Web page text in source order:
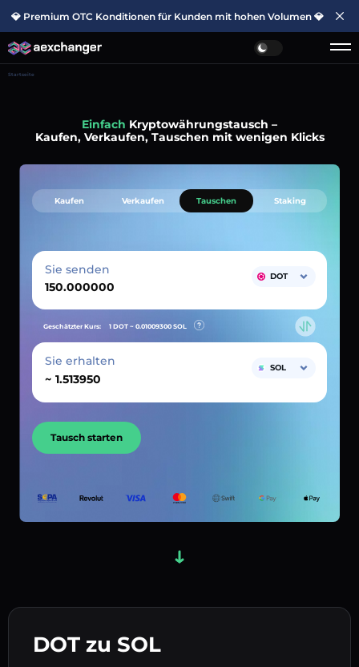
💎 Premium OTC Konditionen für Kunden mit hohen Volumen 💎
Startseite
Einfach Kryptowährungstausch –
Kaufen, Verkaufen, Tauschen mit wenigen Klicks
DOT zu SOL
Kaufen Verkaufen Tauschen Staking
Sie senden DOT
Geschätzter Kurs: 1 DOT ~ 0.01009300 SOL
Sie erhalten
~
SOL
Tausch starten